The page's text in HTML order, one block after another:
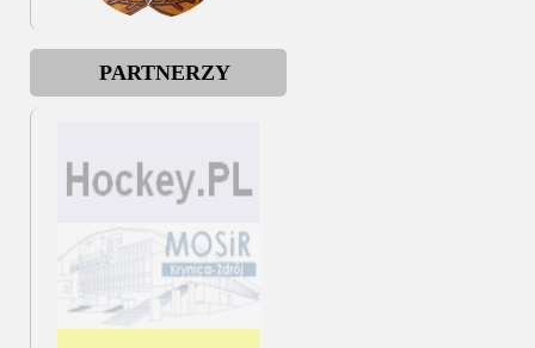
PARTNERZY